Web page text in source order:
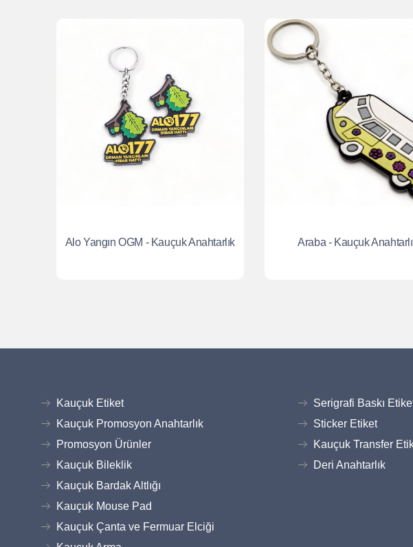
Alo Yangın OGM - Kauçuk Anahtarlık Araba - Kauçuk
Kauçuk Etiket
Kauçuk Promosyon Anahtarlık
Promosyon Ürünler
Kauçuk Bileklik
Kauçuk Bardak Altlığı
Kauçuk Mouse Pad
Kauçuk Çanta ve Fermuar Elciği
Serigrafi Baskı
Sticker Etiket
Kauçuk Transfer
Deri Anahtarlık